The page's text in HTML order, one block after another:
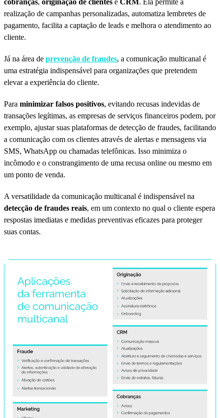
realização de campanhas personalizadas, automatiza lembretes de
pagamento, facilita a captação de leads e melhora o atendimento ao
cliente.
Já na área de prevenção de fraudes, a comunicação multicanal é
uma estratégia indispensável para organizações que pretendem
elevar a experiência do cliente.
Para minimizar falsos positivos, evitando recusas indevidas de
transações legítimas, as empresas de serviços financeiros podem, por
exemplo, ajustar suas plataformas de detecção de fraudes, facilitando
a comunicação com os clientes através de alertas e mensagens via
SMS, WhatsApp ou chamadas telefônicas. Isso minimiza o
incômodo e o constrangimento de uma recusa online ou mesmo em
um ponto de venda.
A versatilidade da comunicação multicanal é indispensável na
detecção de fraudes reais, em um contexto no qual o cliente espera
respostas imediatas e medidas preventivas eficazes para proteger
suas contas.